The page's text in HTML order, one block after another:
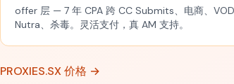
offer 层 — 7 年 CPA 跨 CC Submits、电商、VOD
Nutra、杀毒。灵活支付，真 AM 支持。
PROXIES.SX 价格 →